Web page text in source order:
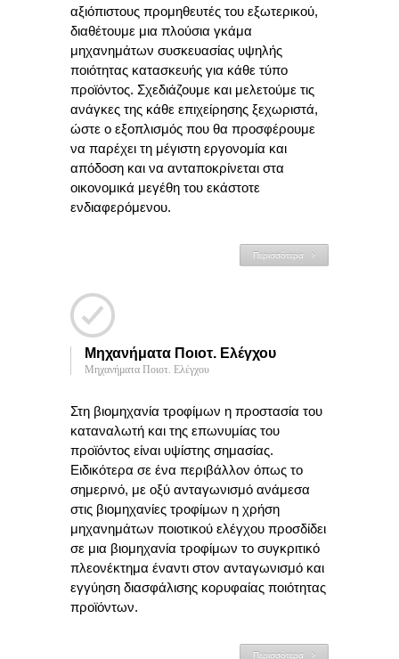
αξιόπιστους προμηθευτές του εξωτερικού,
διαθέτουμε μια πλούσια γκάμα
μηχανημάτων συσκευασίας υψηλής
ποιότητας κατασκευής για κάθε τύπο
προϊόντος. Σχεδιάζουμε και μελετούμε τις
ανάγκες της κάθε επιχείρησης ξεχωριστά,
ώστε ο εξοπλισμός που θα προσφέρουμε
να παρέχει τη μέγιστη εργονομία και
απόδοση και να ανταποκρίνεται στα
οικονομικά μεγέθη του εκάστοτε
ενδιαφερόμενου.
Περισσότερα
Μηχανήματα Ποιοτ. Ελέγχου
Μηχανήματα Ποιοτ. Ελέγχου
Στη βιομηχανία τροφίμων η προστασία του
καταναλωτή και της επωνυμίας του
προϊόντος είναι υψίστης σημασίας.
Ειδικότερα σε ένα περιβάλλον όπως το
σημερινό, με οξύ ανταγωνισμό ανάμεσα
στις βιομηχανίες τροφίμων η χρήση
μηχανημάτων ποιοτικού ελέγχου προσδίδει
σε μια βιομηχανία τροφίμων το συγκριτικό
πλεονέκτημα έναντι στον ανταγωνισμό και
εγγύηση διασφάλισης κορυφαίας ποιότητας
προϊόντων.
Περισσότερα